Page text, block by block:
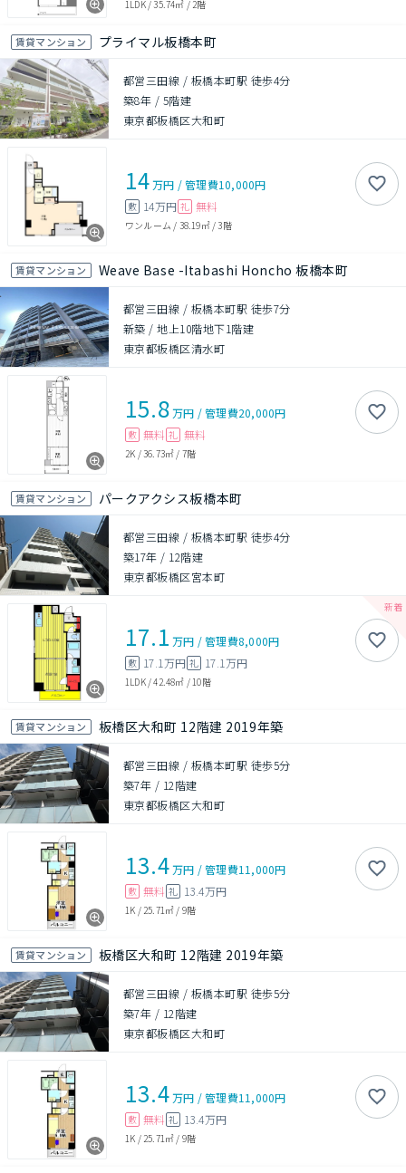
1LDK/35.74㎡ /2階
賃貸マンション プライマル板橋本町
都営三田線 / 板橋本町駅 徒歩4分
築8年 / 5階建
東京都板橋区大和町
14万円 /管理費10,000円
敷 14万円 礼 無料
ワンルーム / 38.19㎡/3階
賃貸マンション Weave Base -Itabashi Honcho 板橋本町
都営三田線 / 板橋本町駅 徒歩7分
新築 /地上10階地下1階建
東京都板橋区清水町
15.8万円 /管理費20,000円
敷 無料 礼 無料
2K /36.73㎡ / 7階
賃貸マンション パークアクシス板橋本町
都営三田線 / 板橋本町駅 徒歩4分
築17年 / 12階建
東京都板橋区宮本町
17.1 万円 /管理費8,000円
敷 17.1万円 礼 17.1万円
1LDK/42.48㎡ / 10階
賃貸マンション 板橋区大和町 12階建 2019年築
都営三田線 / 板橋本町駅 徒歩5分
築7年 / 12階建
東京都板橋区大和町
13.4万円 /管理費11,000円
敷 無料 礼 13.4万円
1K / 25.71㎡ / 9階
賃貸マンション 板橋区大和町 12階建 2019年築
都営三田線 / 板橋本町駅 徒歩5分
築7年 / 12階建
東京都板橋区大和町
13.4万円 /管理費11,000円
敷 無料 礼 13.4万円
1K / 25.71㎡ / 9階